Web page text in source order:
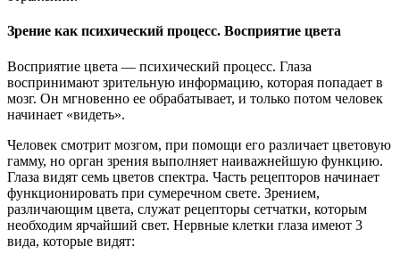
Зрение как психический процесс. Восприятие цвета
Восприятие цвета — психический процесс. Глаза
воспринимают зрительную информацию, которая попадает в
мозг. Он мгновенно ее обрабатывает, и только потом человек
начинает «видеть».
Человек смотрит мозгом, при помощи его различает цветовую
гамму, но орган зрения выполняет наиважнейшую функцию.
Глаза видят семь цветов спектра. Часть рецепторов начинает
функционировать при сумеречном свете. Зрением,
различающим цвета, служат рецепторы сетчатки, которым
необходим ярчайший свет. Нервные клетки глаза имеют 3
вида, которые видят: